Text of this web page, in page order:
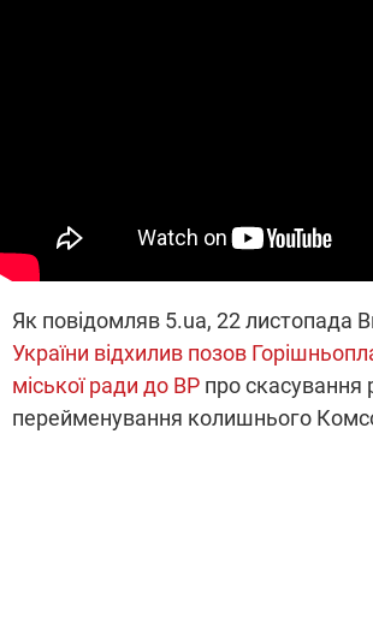
Як повідомляв 5.ua, 22 листопада
України відхилив позов
міської ради до ВР про скасування
перейменування колишнього